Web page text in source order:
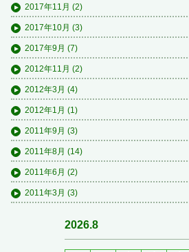
2017年11月 (2)
2017年10月 (3)
2017年9月 (7)
2012年11月 (2)
2012年3月 (4)
2012年1月 (1)
2011年9月 (3)
2011年8月 (14)
2011年6月 (2)
2011年3月 (3)
2026.8